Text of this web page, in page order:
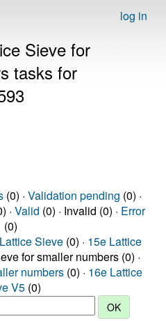
log in
Sieve for
tasks for
(0) · Validation pending (0) ·
· Valid (0) · Invalid (0) · Error
(0)
Sieve (0) · 15e Lattice
for smaller numbers (0) ·
numbers (0) · 16e Lattice
V5 (0)